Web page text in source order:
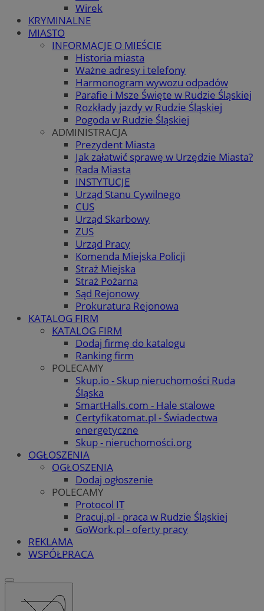
Wirek
KRYMINALNE
MIASTO
INFORMACJE O MIEŚCIE
Historia miasta
Ważne adresy i telefony
Harmonogram wywozu odpadów
Parafie i Msze Święte w Rudzie Śląskiej
Rozkłady jazdy w Rudzie Śląskiej
Pogoda w Rudzie Śląskiej
ADMINISTRACJA
Prezydent Miasta
Jak załatwić sprawę w Urzędzie Miasta?
Rada Miasta
INSTYTUCJE
Urząd Stanu Cywilnego
CUS
Urząd Skarbowy
ZUS
Urząd Pracy
Komenda Miejska Policji
Straż Miejska
Straż Pożarna
Sąd Rejonowy
Prokuratura Rejonowa
KATALOG FIRM
KATALOG FIRM
Dodaj firmę do katalogu
Ranking firm
POLECAMY
Skup.io - Skup nieruchomości Ruda
Śląska
SmartHalls.com - Hale stalowe
Certyfikatomat.pl - Świadectwa
energetyczne
Skup - nieruchomości.org
OGŁOSZENIA
OGŁOSZENIA
Dodaj ogłoszenie
POLECAMY
Protocol IT
Pracuj.pl - praca w Rudzie Śląskiej
GoWork.pl - oferty pracy
REKLAMA
WSPÓŁPRACA